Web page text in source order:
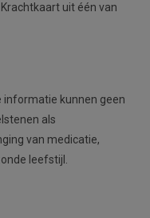
uit één van
informatie kunnen geen
als
van medicatie,
leefstijl.